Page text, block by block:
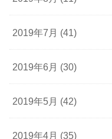
2019年7月 (41)
2019年6月 (30)
2019年5月 (42)
2019年4月 (35)